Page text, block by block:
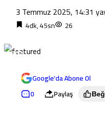
Gümüşhane
Hakkari
Hatay
Isparta
İstanbul
3 Temmuz 2025, 14:31
4dk, 45sn 26
Google'da Abone Ol
0
Paylaş